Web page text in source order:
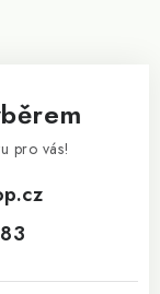
pro vás!